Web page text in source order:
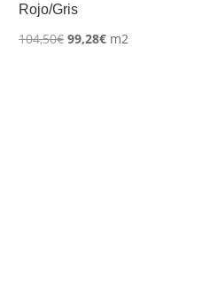
Rojo/Gris
104,50€ El
99,28€Elm2